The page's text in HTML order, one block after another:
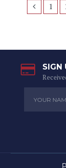
1
SIGN